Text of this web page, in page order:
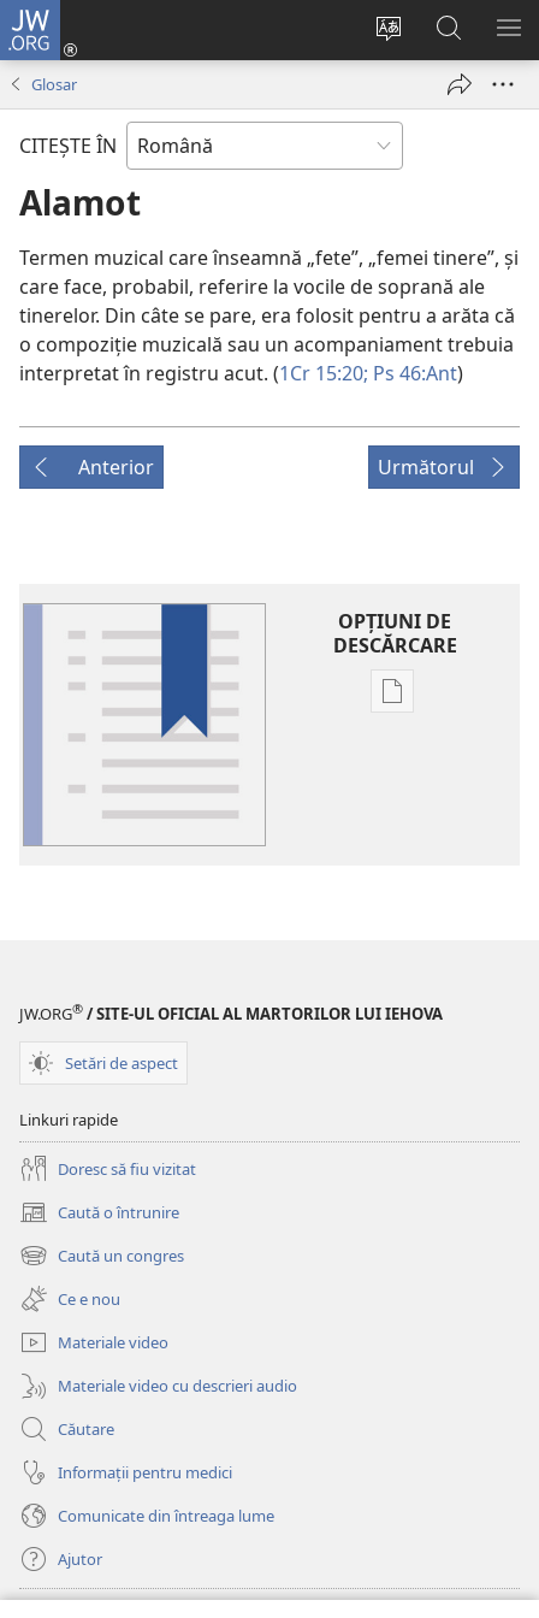
JW.ORG
Schimbaţi
ului
Conectează-
o
Căutați
pe
JW.ORG
Glosar
CITEŞTE ÎN
Alamot
Termen muzical care înseamnă „fete”, „femei tinere”, și
care face, probabil, referire la vocile de soprană ale
tinerelor. Din câte se pare, era folosit pentru a arăta că
o compoziție muzicală sau un acompaniament trebuia
interpretat în registru acut. (1Cr 15:20; Ps 46:Ant)
Anterior Următorul
OPŢIUNI DE
DESCĂRCARE
Opțiuni
JW.ORG® / SITE-UL OFICIAL AL MARTORILOR LUI IEHOVA
Setări de aspect
Linkuri rapide
Doresc să fiu vizitat
Caută o întrunire
(se
deschide
o
fereastră
nouă)
Caută un congres
(se
deschide
o
fereastră
nouă)
Ce e nou
Materiale video
Materiale video cu descrieri audio
Căutare
Informații pentru medici
Comunicate din întreaga lume
Ajutor